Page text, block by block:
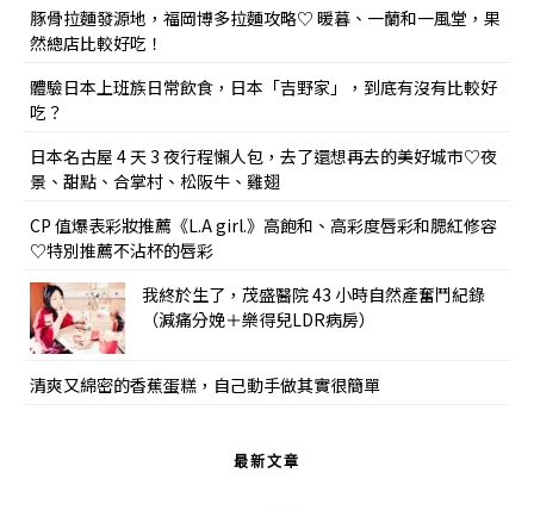
豚骨拉麵發源地，福岡博多拉麵攻略♡ 暖暮、一蘭和一風堂，果
然總店比較好吃！
體驗日本上班族日常飲食，日本「吉野家」，到底有沒有比較好
吃？
日本名古屋 4 天 3 夜行程懶人包，去了還想再去的美好城市♡夜
景、甜點、合掌村、松阪牛、雞翅
CP 值爆表彩妝推薦《L.A girl.》高飽和、高彩度唇彩和腮紅修容
♡特別推薦不沾杯的唇彩
我終於生了，茂盛醫院 43 小時自然產奮鬥紀錄
（減痛分娩＋樂得兒LDR病房）
清爽又綿密的香蕉蛋糕，自己動手做其實很簡單
最新文章